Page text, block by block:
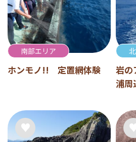
南部エリア
ホンモノ!! 定置網体験
岩
浦周